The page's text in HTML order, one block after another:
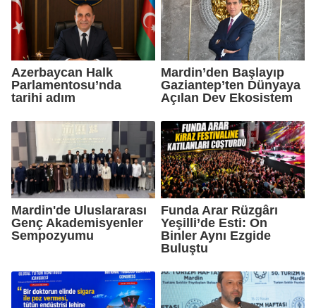
Azerbaycan Halk
Parlamentosu’nda
tarihi adım
Mardin’den Başlayıp
Gaziantep’ten Dünyaya
Açılan Dev Ekosistem
Mardin'de Uluslararası
Genç Akademisyenler
Sempozyumu
Funda Arar Rüzgârı
Yeşilli’de Esti: On
Binler Aynı Ezgide
Buluştu